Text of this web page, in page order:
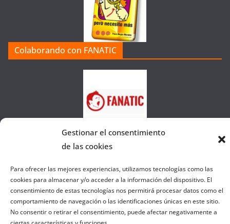
a
W
Colaborando con FANATIC
Copyright © 2026 el gurú del basket. Todos los derechos
reservados.
Tema:ColorMagpor ThemeGrill. Funciona conWordPress .
Gestionar el consentimiento
de las cookies
Para ofrecer las mejores experiencias, utilizamos tecnologías como las
cookies para almacenar y/o acceder a la información del dispositivo. El
consentimiento de estas tecnologías nos permitirá procesar datos como el
comportamiento de navegación o las identificaciones únicas en este sitio.
No consentir o retirar el consentimiento, puede afectar negativamente a